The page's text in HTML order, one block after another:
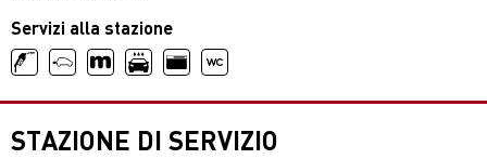
Servizi alla stazione
STAZIONE DI SERVIZIO